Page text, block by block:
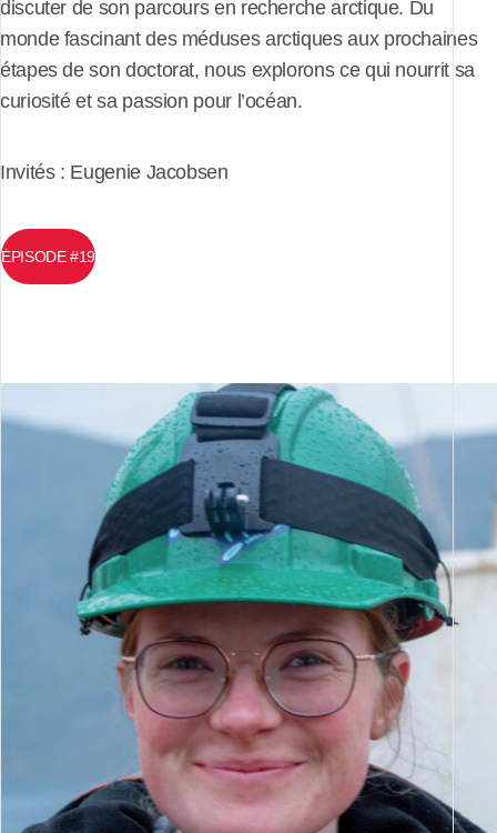
discuter de son parcours en recherche arctique. Du
monde fascinant des méduses arctiques aux prochaines
étapes de son doctorat, nous explorons ce qui nourrit sa
curiosité et sa passion pour l’océan.
Invités : Eugenie Jacobsen
ÉPISODE #19